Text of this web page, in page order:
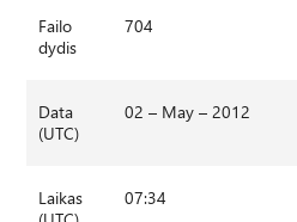
Failo
dydis
704
Data
(UTC)
02 – May – 2012
Laikas
07:34